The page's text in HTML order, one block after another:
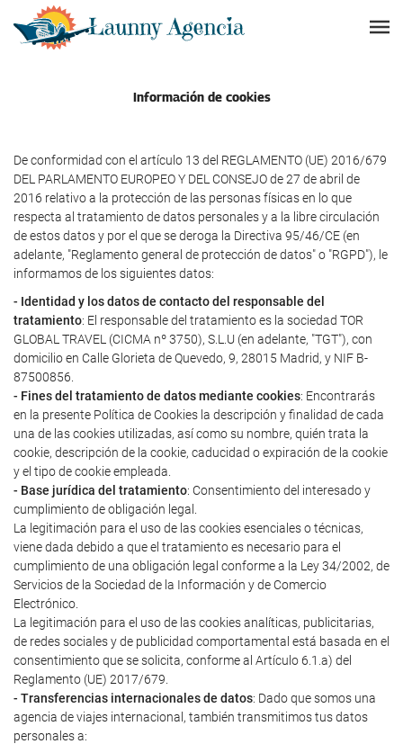
Información de cookies
De conformidad con el artículo 13 del REGLAMENTO (UE) 2016/679
DEL PARLAMENTO EUROPEO Y DEL CONSEJO de 27 de abril de
2016 relativo a la protección de las personas físicas en lo que
respecta al tratamiento de datos personales y a la libre circulación
de estos datos y por el que se deroga la Directiva 95/46/CE (en
adelante, "Reglamento general de protección de datos" o "RGPD"), le
informamos de los siguientes datos:
- Identidad y los datos de contacto del responsable del
tratamiento: El responsable del tratamiento es la sociedad TOR
GLOBAL TRAVEL (CICMA nº 3750), S.L.U (en adelante, "TGT"), con
domicilio en Calle Glorieta de Quevedo, 9, 28015 Madrid, y NIF B-
87500856.
- Fines del tratamiento de datos mediante cookies: Encontrarás
en la presente Política de Cookies la descripción y finalidad de cada
una de las cookies utilizadas, así como su nombre, quién trata la
cookie, descripción de la cookie, caducidad o expiración de la cookie
y el tipo de cookie empleada.
- Base jurídica del tratamiento: Consentimiento del interesado y
cumplimiento de obligación legal.
La legitimación para el uso de las cookies esenciales o técnicas,
viene dada debido a que el tratamiento es necesario para el
cumplimiento de una obligación legal conforme a la Ley 34/2002, de
Servicios de la Sociedad de la Información y de Comercio
Electrónico.
La legitimación para el uso de las cookies analíticas, publicitarias,
de redes sociales y de publicidad comportamental está basada en el
consentimiento que se solicita, conforme al Artículo 6.1.a) del
Reglamento (UE) 2017/679.
- Transferencias internacionales de datos: Dado que somos una
agencia de viajes internacional, también transmitimos tus datos
personales a: